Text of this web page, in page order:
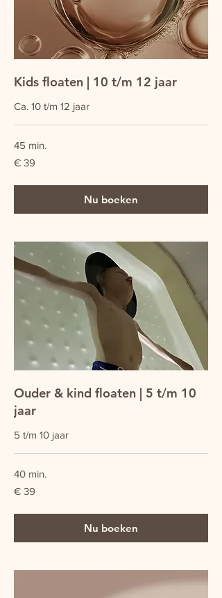
Kids floaten | 10 t/m 12 jaar
Ca. 10 t/m 12 jaar
45 min.
39
euro
€ 39
Nu boeken
Ouder & kind floaten | 5 t/m 10
jaar
5 t/m 10 jaar
40 min.
39
euro
€ 39
Nu boeken